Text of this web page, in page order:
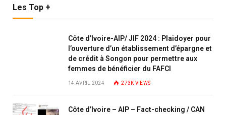
Les Top +
Côte d’Ivoire-AIP/ JIF 2024 : Plaidoyer pour
l’ouverture d’un établissement d’épargne et
de crédit à Songon pour permettre aux
femmes de bénéficier du FAFCI
14 AVRIL 2024 273K VIEWS
Côte d’Ivoire – AIP – Fact-checking / CAN